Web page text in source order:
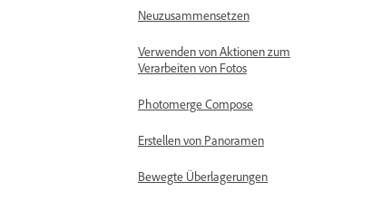
Neuzusammensetzen
Verwenden von Aktionen zum
Verarbeiten von Fotos
Photomerge Compose
Erstellen von Panoramen
Bewegte Überlagerungen